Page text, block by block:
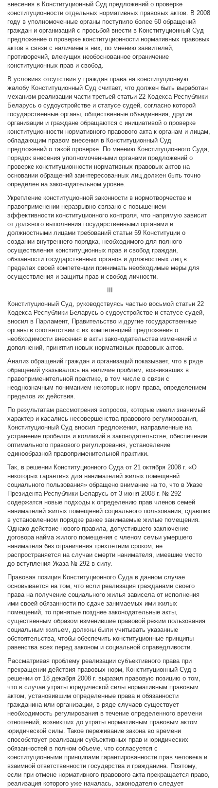
внесения в Конституционный Суд предложений о проверке
конституционности отдельных нормативных правовых актов. В 2008
году в уполномоченные органы поступило более 60 обращений
граждан и организаций с просьбой внести в Конституционный Суд
предложение о проверке конституционности нормативных правовых
актов в связи с наличием в них, по мнению заявителей,
противоречий, влекущих необоснованное ограничение
конституционных прав и свобод.
В условиях отсутствия у граждан права на конституционную
жалобу Конституционный Суд считает, что должен быть выработан
механизм реализации части третьей статьи 22 Кодекса Республики
Беларусь о судоустройстве и статусе судей, согласно которой
государственные органы, общественные объединения, другие
организации и граждане обращаются с инициативой о проверке
конституционности нормативного правового акта к органам и лицам,
обладающим правом внесения в Конституционный Суд
предложений о такой проверке. По мнению Конституционного Суда,
порядок внесения уполномоченными органами предложений о
проверке конституционности нормативных правовых актов на
основании обращений заинтересованных лиц должен быть точно
определен на законодательном уровне.
Укрепление конституционной законности в нормотворчестве и
правоприменении неразрывно связано с повышением
эффективности конституционного контроля, что напрямую зависит
от должного выполнения государственными органами и
должностными лицами требований статьи 59 Конституции о
создании внутреннего порядка, необходимого для полного
осуществления конституционных прав и свобод граждан,
обязанности государственных органов и должностных лиц в
пределах своей компетенции принимать необходимые меры для
осуществления и защиты прав и свобод личности.
Конституционный Суд, руководствуясь частью восьмой статьи 22
Кодекса Республики Беларусь о судоустройстве и статусе судей,
вносил в Парламент, Правительство и другие государственные
органы в соответствии с их компетенцией предложения о
необходимости внесения в акты законодательства изменений и
дополнений, принятия новых нормативных правовых актов.
Анализ обращений граждан и организаций показывает, что в ряде
обращений указывалось на наличие проблем, возникавших в
правоприменительной практике, в том числе в связи с
неоднозначным пониманием некоторых норм права, определением
пределов их действия.
По результатам рассмотрения вопросов, которые имели значимый
характер и касались несовершенства правового регулирования,
Конституционный Суд вносил предложения, направленные на
устранение пробелов и коллизий в законодательстве, обеспечение
оптимального правового регулирования, установление
единообразной правоприменительной практики.
Так, в решении Конституционного Суда от 21 октября 2008 г. «О
некоторых гарантиях для нанимателей жилых помещений
социального пользования» обращено внимание на то, что в Указе
Президента Республики Беларусь от 3 июня 2008 г. № 292
содержатся новые подходы к определению прав членов семей
нанимателей жилых помещений социального пользования, сдавших
в установленном порядке ранее занимаемые жилые помещения.
Однако действие нового правила, допустившего заключение
договора найма жилого помещения с членом семьи умершего
нанимателя без ограничения трехлетним сроком, не
распространяется на случаи смерти нанимателя, имевшие место
до вступления Указа № 292 в силу.
Правовая позиция Конституционного Суда в данном случае
основывается на том, что если реализация гражданами своего
права на получение социального жилья зависела от исполнения
ими своей обязанности по сдаче занимаемых ими жилых
помещений, то принятые позднее законодательные акты,
существенным образом изменившие правовой режим пользования
социальным жильем, должны были учитывать указанные
обстоятельства, чтобы обеспечить конституционные принципы
равенства всех перед законом и социальной справедливости.
Рассматривая проблему реализации субъективного права при
прекращении действия правовых норм, Конституционный Суд в
решении от 18 декабря 2008 г. выразил правовую позицию о том,
что в случае утраты юридической силы нормативным правовым
актом, установившим определенные права и обязанности
гражданина или организации, в ряде случаев существует
необходимость регулирования в течение определенного времени
отношений, возникших до утраты нормативным правовым актом
юридической силы. Такое переживание закона во времени
способствует реализации субъективных прав и юридических
обязанностей в полном объеме, что согласуется с
конституционными принципами гарантированности прав человека и
взаимной ответственности государства и гражданина. Поэтому,
если при отмене нормативного правового акта прекращается право,
реализация которого уже началась, законодателю следует